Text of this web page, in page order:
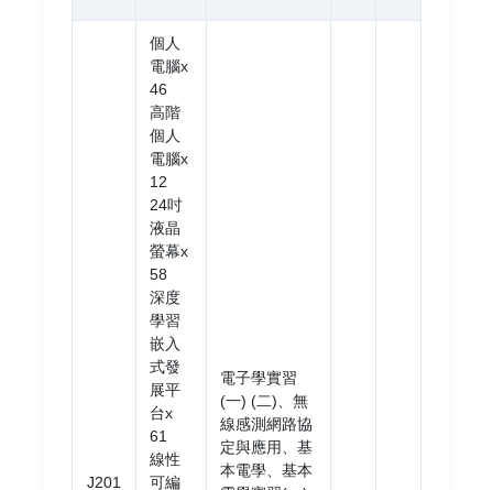
J201
個人
電腦x
46
高階
個人
電腦x
12
24吋
液晶
螢幕x
58
深度
學習
嵌入
式發
展平
台x
61
線性
可編
電子學實習
(一) (二)、無
線感測網路協
定與應用、基
本電學、基本